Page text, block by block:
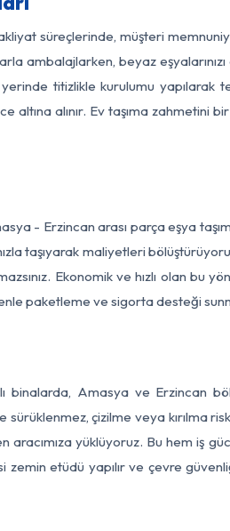
süreçlerinde, müşteri
ambalajlarken, beyaz eşyalarınızı
titizlikle kurulumu yapılarak
altına alınır. Ev taşıma zahmetini
- Erzincan arası parça eşya
taşıyarak maliyetleri
Ekonomik ve hızlı olan bu
paketleme ve sigorta desteği
binalarda, Amasya ve Erzincan
çizilme veya kırılma
aracımıza yüklüyoruz. Bu hem iş
zemin etüdü yapılır ve çevre